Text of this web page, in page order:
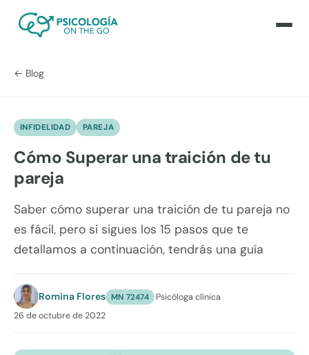
← Blog
INFIDELIDAD PAREJA
Cómo Superar una traición de tu
pareja
Saber cómo superar una traición de tu pareja no
es fácil, pero si sigues los 15 pasos que te
detallamos a continuación, tendrás una guía
Romina Flores MN 72474 ·Psicóloga clínica
26 de octubre de 2022